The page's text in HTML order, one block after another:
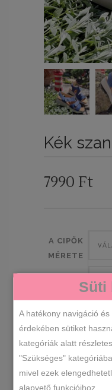
Kék
7990 Ft
A CIPŐK
MÉRETE
Kék
szandál
mennyiség
Süti
A hatékony navigáció
érdekében sütiket
kategóriák alatt
"Szükséges"
mivel ezek
alapvető funkcióihoz.